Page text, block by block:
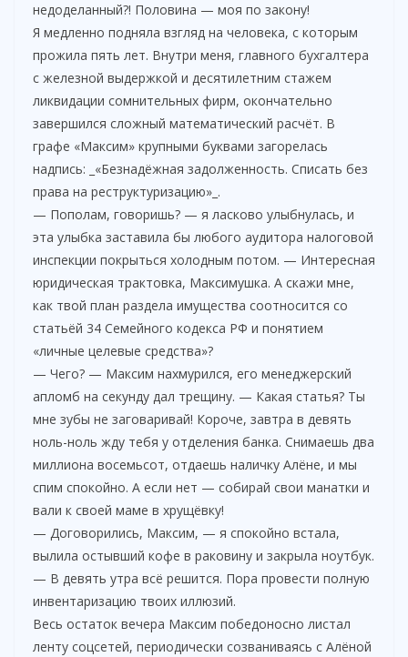
недоделанный?! Половина — моя по закону!
Я медленно подняла взгляд на человека, с которым
прожила пять лет. Внутри меня, главного бухгалтера
с железной выдержкой и десятилетним стажем
ликвидации сомнительных фирм, окончательно
завершился сложный математический расчёт. В
графе «Максим» крупными буквами загорелась
надпись: _«Безнадёжная задолженность. Списать без
права на реструктуризацию»_.
— Пополам, говоришь? — я ласково улыбнулась, и
эта улыбка заставила бы любого аудитора налоговой
инспекции покрыться холодным потом. — Интересная
юридическая трактовка, Максимушка. А скажи мне,
как твой план раздела имущества соотносится со
статьёй 34 Семейного кодекса РФ и понятием
«личные целевые средства»?
— Чего? — Максим нахмурился, его менеджерский
апломб на секунду дал трещину. — Какая статья? Ты
мне зубы не заговаривай! Короче, завтра в девять
ноль-ноль жду тебя у отделения банка. Снимаешь два
миллиона восемьсот, отдаешь наличку Алёне, и мы
спим спокойно. А если нет — собирай свои манатки и
вали к своей маме в хрущёвку!
— Договорились, Максим, — я спокойно встала,
вылила остывший кофе в раковину и закрыла ноутбук.
— В девять утра всё решится. Пора провести полную
инвентаризацию твоих иллюзий.
Весь остаток вечера Максим победоносно листал
ленту соцсетей, периодически созваниваясь с Алёной